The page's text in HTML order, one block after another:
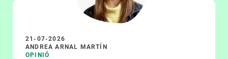
21-07-2026
ANDREA ARNAL MARTÍN
OPINIÓ